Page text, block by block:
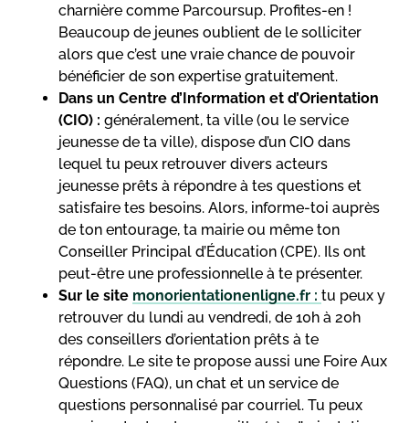
charnière comme Parcoursup. Profites-en !
Beaucoup de jeunes oublient de le solliciter
alors que c’est une vraie chance de pouvoir
bénéficier de son expertise gratuitement.
Dans un Centre d’Information et d’Orientation
(CIO) : généralement, ta ville (ou le service
jeunesse de ta ville), dispose d’un CIO dans
lequel tu peux retrouver divers acteurs
jeunesse prêts à répondre à tes questions et
satisfaire tes besoins. Alors, informe-toi auprès
de ton entourage, ta mairie ou même ton
Conseiller Principal d’Éducation (CPE). Ils ont
peut-être une professionnelle à te présenter.
Sur le site monorientationenligne.fr : tu peux y
retrouver du lundi au vendredi, de 10h à 20h
des conseillers d’orientation prêts à te
répondre. Le site te propose aussi une Foire Aux
Questions (FAQ), un chat et un service de
questions personnalisé par courriel. Tu peux